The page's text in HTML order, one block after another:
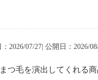
キンケア効
うな自然な
2026/07/27| 公開日：2026/08/
つ毛を演出してくれる商